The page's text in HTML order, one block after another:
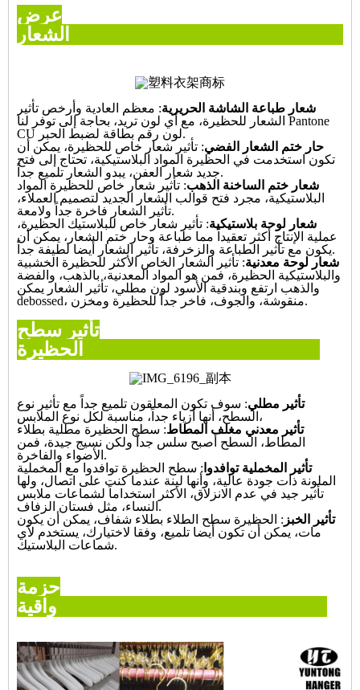
عرض
شعار طباعة الشاشة الحريرية: معظم العادية وأرخص تأثير
الشعار للحظيرة، مع أي لون تريد، بحاجة إلى توفر لنا Pantone
CU لون رقم بطاقة لضبط الحبر.
حار ختم الشعار الفضي: تأثير شعار خاص للحظيرة، يمكن أن
تكون استخدمت في الحظيرة المواد البلاستيكية، تحتاج إلى فتح
جديد شعار العفن، يبدو الشعار تلميع جداً.
شعار ختم الساخنة الذهب: تأثير شعار خاص للحظيرة المواد
البلاستيكية، مجرد فتح قوالب الشعار الجديد لتصميم العملاء،
تأثير الشعار فاخرة جداً ولامعة.
شعار لوحة بلاستيكية: تأثير شعار خاص للبلاستيك الحظيرة،
عملية الإنتاج أكثر تعقيداً مما طباعة وحار ختم الشعار، يمكن أن
يكون مع تأثير الطباعة والزخرفة، تأثير الشعار أيضا لطيفة جداً.
شعار لوحة معدنية: تأثير الشعار الخاص الأكثر للحظيرة الخشبية
والبلاستيكية الحظيرة، فمن هو المواد المعدنية، بالذهب، والفضة
والذهب ارتفع وبندقية الأسود لون مطلي، تأثير الشعار يمكن
debossed، منقوشة، والجوف، فاخر جداً للحظيرة ومخزن.
تأثير سطح
تأثير مطلي: سوف تكون المعلقون تلميع جداً مع تأثير نوع
السطح، أنها أزياء جداً، مناسبة لكل نوع الملابس،
تأثير معدني مغلف المطاط: سطح الحظيرة مطلية بطلاء
المطاط، السطح أصبح سلس جداً ولكن نسيج جيدة، فمن
الأضواء والفاخرة.
تأثير المخملية توافدوا : سطح الحظيرة توافدوا مع المخملية
الملونة ذات جودة عالية، وأنها لينة عندما كنت على اتصال، ولها
تأثير جيد في عدم الانزلاق، الأكثر استخداماً لشماعات ملابس
النساء، مثل فستان الزفاف.
تأثير الخبز : الحظيرة سطح الطلاء بطلاء شفاف، يمكن أن يكون
مات، يمكن أن تكون أيضا تلميع، وفقا لاختيارك، يستخدم لأي
شماعات البلاستيك.
حزمة